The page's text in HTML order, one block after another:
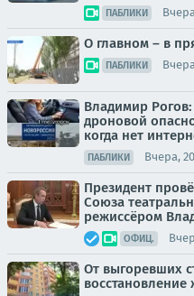
ПАБЛИКИ
О главном – в
ПАБЛИКИ
Владимир
дроновой
когда нет
ПАБЛИКИ Вчера,
Президент
Союза
режиссёром
ОФИЦ.
От выгоревших